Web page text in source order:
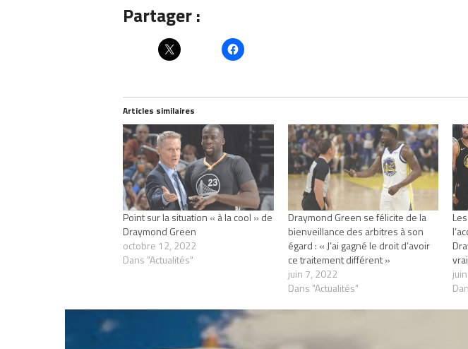
Partager :
Articles similaires
Point sur la situation « à la cool » de
Draymond Green
octobre 12, 2022
Dans "Actualités"
Draymond Green se félicite de la
bienveillance des arbitres à son
égard : « J’ai gagné le droit d’avoir
ce traitement différent »
juin 7, 2022
Dans "Actualités"
RELATED TOPICS TONY PARKER